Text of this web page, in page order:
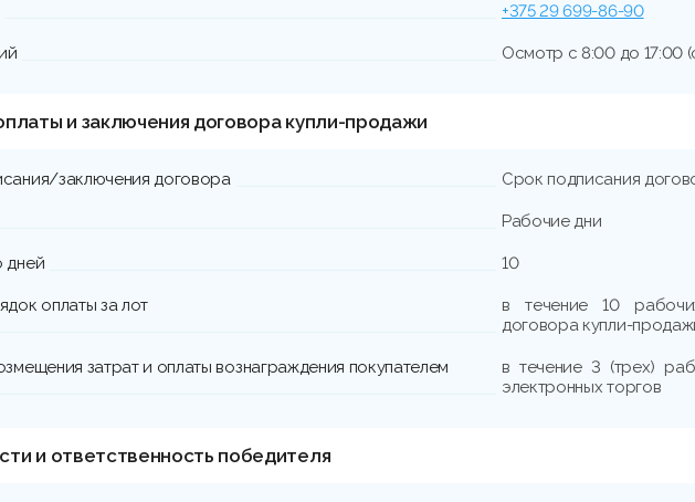
+375 29 699-86-90
Осмотр с 8:00 до 17:00
и заключения договора купли-продажи
заключения договора Срок подписания
Рабочие дни
дней 10
оплаты за лот
в течение 10
договора купли-
затрат и оплаты вознаграждения покупателем
в течение 3 (трех)
электронных торгов
и ответственность победителя